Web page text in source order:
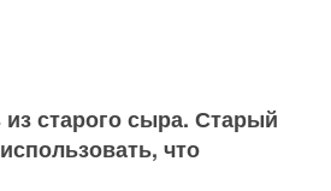
из старого сыра. Старый
что